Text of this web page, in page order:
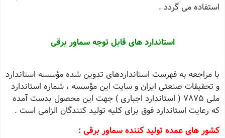
استفاده می گردد .
استاندارد های قابل توجه سماور برقی
با مراجعه به فهرست استانداردهای تدوین شده مؤسسه استاندارد
و تحقیقات صنعتی ایران و سایت این مؤسسه ، شماره استاندارد
ملی ٧٨٧٥ ( استاندارد اجباری ) جهت این محصول بدست آمده
كه رعایت استاندارد فوق برای كلیه تولید كنندگان الزامی است .
کشور های عمده تولید کننده سماور برقی :